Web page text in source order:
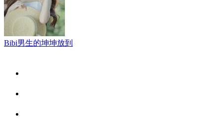
Bibi男生的坤坤放到